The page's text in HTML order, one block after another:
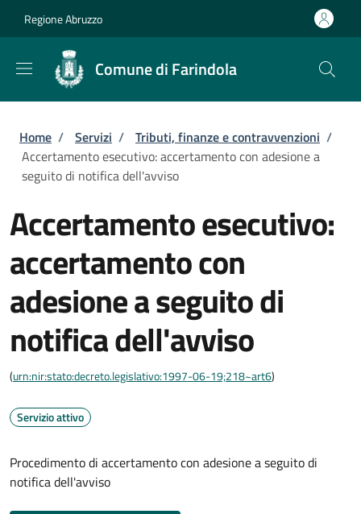
Regione Abruzzo
Comune di Farindola
Briciole di pane
Home / Servizi / Tributi, finanze e contravvenzioni /
Accertamento esecutivo: accertamento con adesione a
seguito di notifica dell'avviso
Accertamento esecutivo:
accertamento con
adesione a seguito di
notifica dell'avviso
(urn:nir:stato:decreto.legislativo:1997-06-19;218~art6)
Servizio attivo
Procedimento di accertamento con adesione a seguito di
notifica dell'avviso